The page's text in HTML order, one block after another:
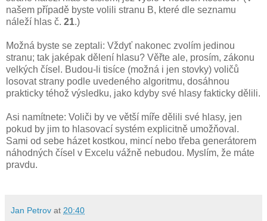
našem případě byste volili stranu B, které dle seznamu
náleží hlas č. 21.)
Možná byste se zeptali: Vždyť nakonec zvolím jedinou
stranu; tak jaképak dělení hlasu? Věřte ale, prosím, zákonu
velkých čísel. Budou-li tisíce (možná i jen stovky) voličů
losovat strany podle uvedeného algoritmu, dosáhnou
prakticky téhož výsledku, jako kdyby své hlasy fakticky dělili.
Asi namítnete: Voliči by ve větší míře dělili své hlasy, jen
pokud by jim to hlasovací systém explicitně umožňoval.
Sami od sebe házet kostkou, mincí nebo třeba generátorem
náhodných čísel v Excelu vážně nebudou. Myslím, že máte
pravdu.
Jan Petrov at 20:40